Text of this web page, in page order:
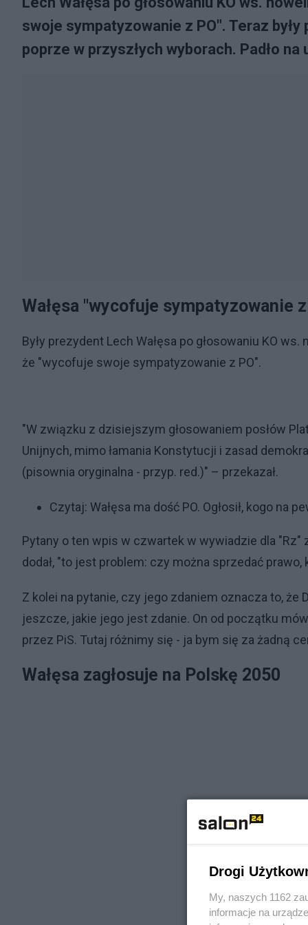
swoje sympatyzowanie z PO". Teraz
poprze w przyszłych wyborach. Padło
Wałęsa "wycofuje sympatyzowanie z
Były prezydent Lech Wałęsa po głosowaniu KO
że "wycofuje swoje sympatyzowanie z PO".
"W związku z dzisiejszym głosowaniem posłów
Unijnych, mimo łamania Konstytucji i zasad
(pisownia oryginalna - przyp. red.)" – przekazał.
Czytaj: Wałęsa ma dość PO. Ogłosił, kogo na
Pytany o ten wpis w czwartek w wywiadzie dla "Rz"
dodał, "to jest problem: czy można sprzedać
Z kolei na pytanie, czy jego zdaniem oznacza to, że
jeszcze, jakie jego jest zdanie. On od początku
przez PiS. Tutaj różnimy się - ja bym się za żadną
Wałęsa zagłosuje na Polskę 2050
Drogi
My, naszych 1162
informacje na